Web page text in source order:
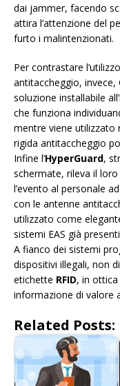
dai jammer, facendo
attira l’attenzione del
furto i malintenzionati.
Per contrastare
antitaccheggio, invece,
soluzione installabile
che funziona
mentre viene utilizzato
rigida antitaccheggio
Infine l’HyperGuard,
schermate, rileva il
l’evento al personale
con le antenne
utilizzato come
sistemi EAS già
A fianco dei sistemi
dispositivi illegali, non
etichette RFID, in
informazione di valore
Related Posts: